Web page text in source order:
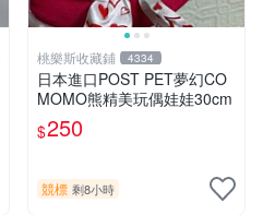
桃樂斯收藏鋪 4334
日本進口POST PET夢幻CO
MOMO熊精美玩偶娃娃30cm
$250
競標 剩8小時